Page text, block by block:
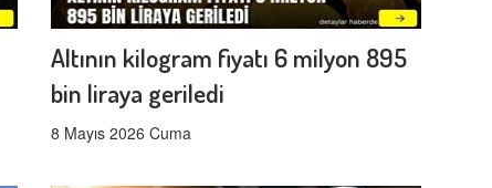
Altının kilogram fiyatı 6 milyon 895
bin liraya geriledi
8 Mayıs 2026 Cuma